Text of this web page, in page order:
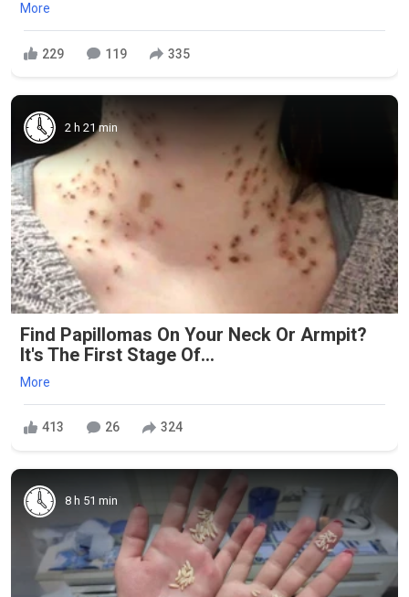
More
229 119 335
2 h 21 min
Find Papillomas On Your Neck Or Armpit?
It's The First Stage Of...
More
413 26 324
8 h 51 min